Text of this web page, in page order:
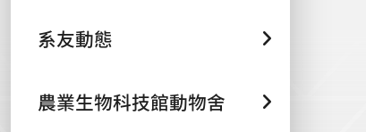
系友動態
農業生物科技館動物舍